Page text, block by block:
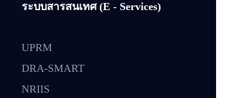
ระบบสารสนเทศ (E - Services)
UPRM
DRA-SMART
NRIIS